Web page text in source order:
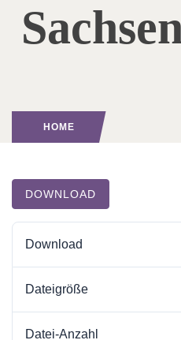
HOME
DOWNLOAD
Download
Dateigröße
Datei-Anzahl